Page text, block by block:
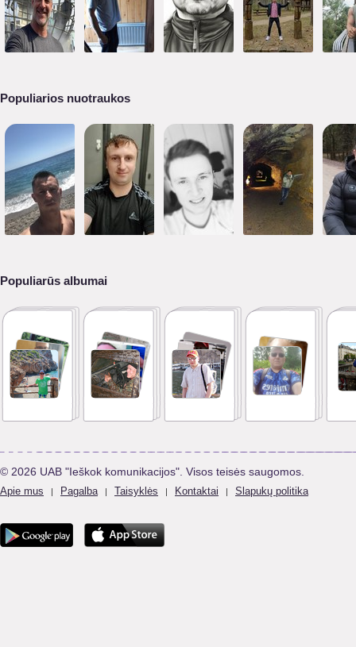
Populiarios nuotraukos
Populiarūs albumai
© 2026 UAB "Ieškok komunikacijos". Visos teisės saugomos.
Apie mus | Pagalba | Taisyklės | Kontaktai | Slapukų politika